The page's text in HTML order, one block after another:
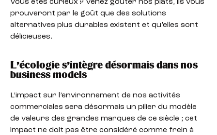
Vous êtes curieux ? Venez goûter nos plats, ils vous
prouveront par le goût que des solutions
alternatives plus durables existent et qu’elles sont
délicieuses.
L’écologie s’intègre désormais dans nos
business models
L’impact sur l’environnement de nos activités
commerciales sera désormais un pilier du modèle
de valeurs des grandes marques de ce siècle ; cet
impact ne doit pas être considéré comme frein à